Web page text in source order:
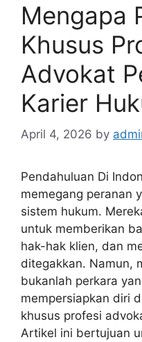
Mengapa
Khusus
Advokat
Karier
April 4, 2026 by
Pendahuluan Di
memegang peranan
sistem hukum.
untuk memberikan
hak-hak klien, dan
ditegakkan. Namun,
bukanlah perkara
mempersiapkan diri
khusus profesi
Artikel ini bertujuan